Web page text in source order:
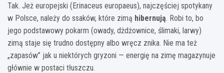
Tak. Jeż europejski (Erinaceus europaeus), najczęściej spotykany
w Polsce, należy do ssaków, które zimą hibernują. Robi to, bo
jego podstawowy pokarm (owady, dżdżownice, ślimaki, larwy)
zimą staje się trudno dostępny albo wręcz znika. Nie ma też
„zapasów” jak u niektórych gryzoni — energię na zimę magazynuje
głównie w postaci tłuszczu.